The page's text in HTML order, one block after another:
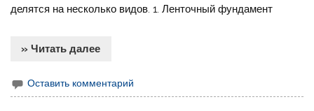
делятся на несколько видов. 1. Ленточный фундамент
» Читать далее
Оставить комментарий